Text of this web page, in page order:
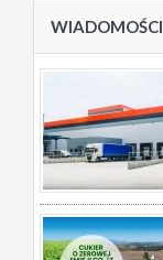
WIADOMOŚCI